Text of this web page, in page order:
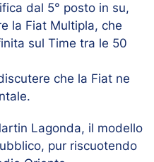
dal 5° posto in su,
la Fiat Multipla, che
sul Time tra le 50
che la Fiat ne
Lagonda, il modello
pur riscuotendo